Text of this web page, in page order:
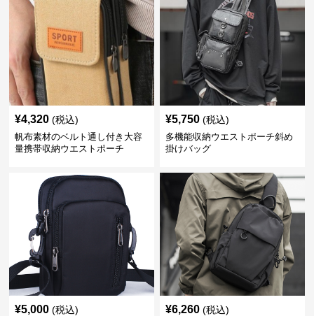
¥4,320 (税込)
帆布素材のベルト通し付き大容
量携帯収納ウエストポーチ
¥5,750 (税込)
多機能収納ウエストポーチ斜め
掛けバッグ
¥5,000 (税込) ¥6,260 (税込)